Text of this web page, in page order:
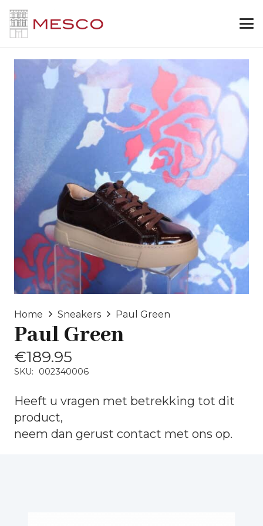
Home Sneakers Paul Green
Paul Green
€189.95
SKU: 002340006
Heeft u vragen met betrekking tot dit
product,
neem dan gerust contact met ons op.